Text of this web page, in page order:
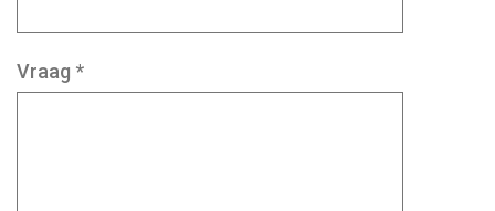
Vraag *